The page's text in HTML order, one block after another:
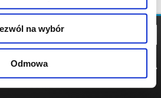
na wybór
Odmowa
POLITYKA
POLITYKA